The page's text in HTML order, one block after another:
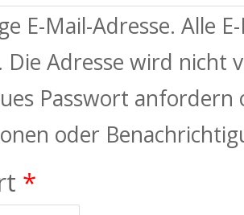
E-Mail-Adresse. Alle
Die Adresse wird
Passwort
oder
*